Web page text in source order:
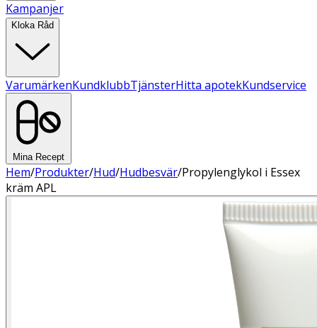
Kampanjer
Kloka Råd
VarumärkenKundklubbTjänsterHitta apotekKundservice
Mina Recept
Hem/Produkter/Hud/Hudbesvär/Propylenglykol i Essex
kräm APL